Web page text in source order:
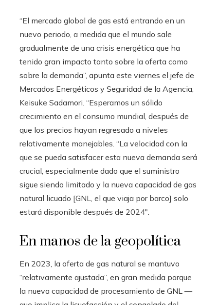
“El mercado global de gas está entrando en un
nuevo periodo, a medida que el mundo sale
gradualmente de una crisis energética que ha
tenido gran impacto tanto sobre la oferta como
sobre la demanda”, apunta este viernes el jefe de
Mercados Energéticos y Seguridad de la Agencia,
Keisuke Sadamori. “Esperamos un sólido
crecimiento en el consumo mundial, después de
que los precios hayan regresado a niveles
relativamente manejables. “La velocidad con la
que se pueda satisfacer esta nueva demanda será
crucial, especialmente dado que el suministro
sigue siendo limitado y la nueva capacidad de gas
natural licuado [GNL, el que viaja por barco] solo
estará disponible después de 2024″.
En manos de la geopolítica
En 2023, la oferta de gas natural se mantuvo
“relativamente ajustada”, en gran medida porque
la nueva capacidad de procesamiento de GNL —